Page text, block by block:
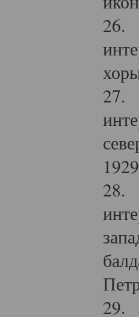
26.
27.
28.
29.